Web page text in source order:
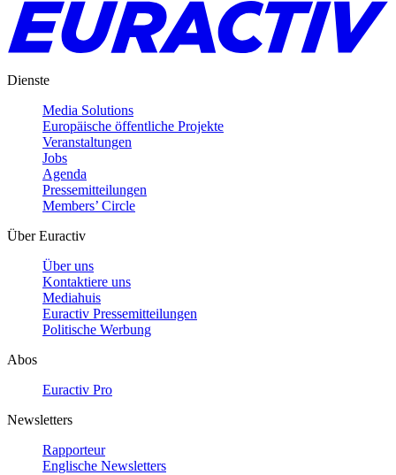
Dienste
Media Solutions
Europäische öffentliche Projekte
Veranstaltungen
Jobs
Agenda
Pressemitteilungen
Members’ Circle
Über Euractiv
Über uns
Kontaktiere uns
Mediahuis
Euractiv Pressemitteilungen
Politische Werbung
Abos
Euractiv Pro
Newsletters
Rapporteur
Englische Newsletters